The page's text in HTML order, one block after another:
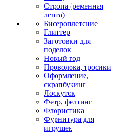
Стропа (ременная
лента)
Бисероплетение
Глиттер
Заготовки для
поделок
Новый год
Проволока, тросики
Оформление,
скрапбукинг
Лоскуток
Фетр, фелтинг
Флористика
Фурнитура для
игрушек